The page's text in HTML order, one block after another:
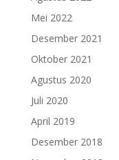
Mei 2022
Desember 2021
Oktober 2021
Agustus 2020
Juli 2020
April 2019
Desember 2018